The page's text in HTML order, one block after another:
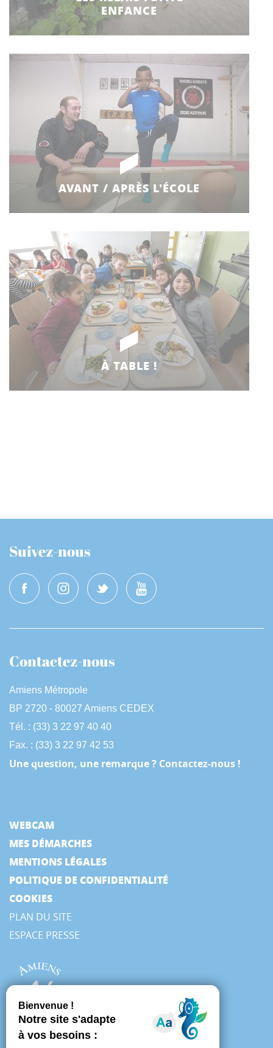
ENFANCE
AVANT / APRÈS L'ÉCOLE
À TABLE !
Suivez-nous
Contactez-nous
Amiens Métropole
BP 2720 - 80027 Amiens CEDEX
Tél. : (33) 3 22 97 40 40
Fax. : (33) 3 22 97 42 53
Une question, une remarque ? Contactez-nous !
WEBCAM
MES DÉMARCHES
MENTIONS LÉGALES
POLITIQUE DE CONFIDENTIALITÉ
COOKIES
PLAN DU SITE
ESPACE PRESSE